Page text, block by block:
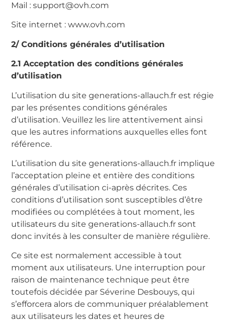
Mail : support@ovh.com
Site internet : www.ovh.com
2/ Conditions générales d’utilisation
2.1 Acceptation des conditions générales
d’utilisation
L’utilisation du site generations-allauch.fr est régie
par les présentes conditions générales
d’utilisation. Veuillez les lire attentivement ainsi
que les autres informations auxquelles elles font
référence.
L’utilisation du site generations-allauch.fr implique
l’acceptation pleine et entière des conditions
générales d’utilisation ci-après décrites. Ces
conditions d’utilisation sont susceptibles d’être
modifiées ou complétées à tout moment, les
utilisateurs du site generations-allauch.fr sont
donc invités à les consulter de manière régulière.
Ce site est normalement accessible à tout
moment aux utilisateurs. Une interruption pour
raison de maintenance technique peut être
toutefois décidée par Séverine Desbouys, qui
s’efforcera alors de communiquer préalablement
aux utilisateurs les dates et heures de